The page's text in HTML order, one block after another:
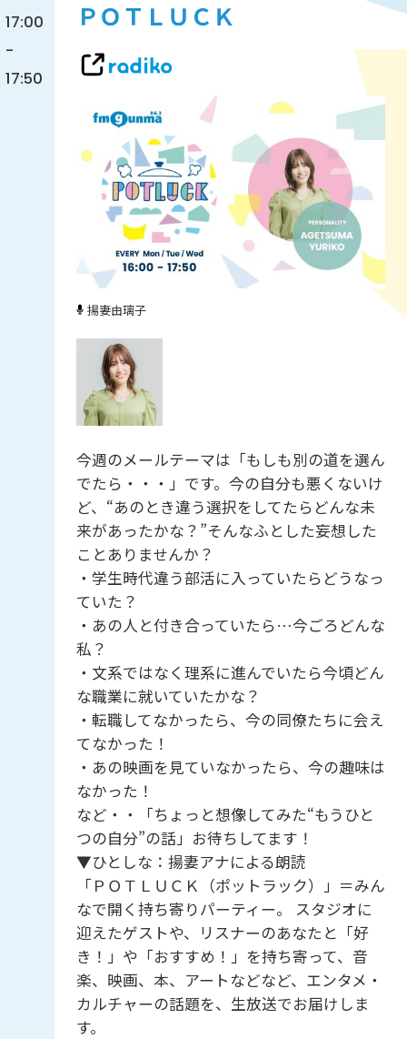
17:00
-
17:50
ＰＯＴＬＵＣＫ
揚妻由璃子
今週のメールテーマは「もしも別の道を選ん
でたら・・・」です。今の自分も悪くないけ
ど、“あのとき違う選択をしてたらどんな未
来があったかな？”そんなふとした妄想した
ことありませんか？
・学生時代違う部活に入っていたらどうなっ
ていた？
・あの人と付き合っていたら…今ごろどんな
私？
・文系ではなく理系に進んでいたら今頃どん
な職業に就いていたかな？
・転職してなかったら、今の同僚たちに会え
てなかった！
・あの映画を見ていなかったら、今の趣味は
なかった！
など・・「ちょっと想像してみた“もうひと
つの自分”の話」お待ちしてます！
▼ひとしな：揚妻アナによる朗読
「ＰＯＴＬＵＣＫ（ポットラック）」＝みん
なで開く持ち寄りパーティー。 スタジオに
迎えたゲストや、リスナーのあなたと「好
き！」や「おすすめ！」を持ち寄って、音
楽、映画、本、アートなどなど、エンタメ・
カルチャーの話題を、生放送でお届けしま
す。